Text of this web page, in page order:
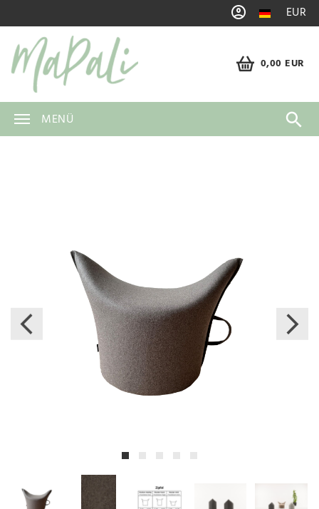
EUR
0,00 EUR
MENÜ